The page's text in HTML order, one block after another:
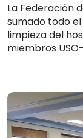
La Federación
sumado todo
limpieza del
miembros